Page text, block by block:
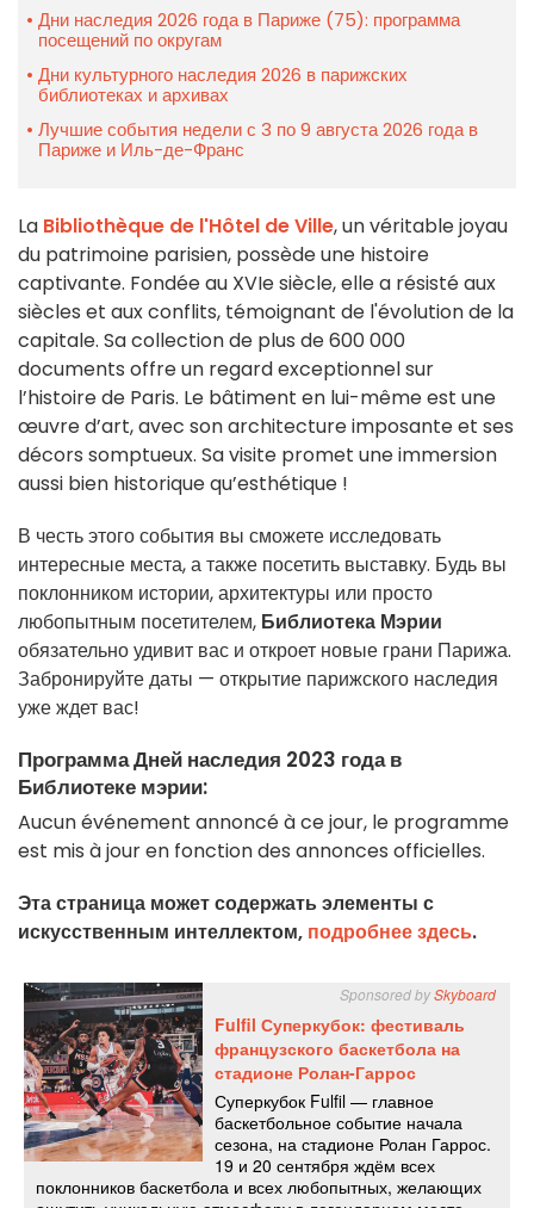
Дни наследия 2026 года в Париже (75): программа
посещений по округам
Дни культурного наследия 2026 в парижских
библиотеках и архивах
Лучшие события недели с 3 по 9 августа 2026 года в
Париже и Иль-де-Франс
La Bibliothèque de l'Hôtel de Ville, un véritable joyau
du patrimoine parisien, possède une histoire
captivante. Fondée au XVIe siècle, elle a résisté aux
siècles et aux conflits, témoignant de l'évolution de la
capitale. Sa collection de plus de 600 000
documents offre un regard exceptionnel sur
l’histoire de Paris. Le bâtiment en lui-même est une
œuvre d’art, avec son architecture imposante et ses
décors somptueux. Sa visite promet une immersion
aussi bien historique qu’esthétique !
В честь этого события вы сможете исследовать
интересные места, а также посетить выставку. Будь вы
поклонником истории, архитектуры или просто
любопытным посетителем, Библиотека Мэрии
обязательно удивит вас и откроет новые грани Парижа.
Забронируйте даты — открытие парижского наследия
уже ждет вас!
Программа Дней наследия 2023 года в
Библиотеке мэрии:
Aucun événement annoncé à ce jour, le programme
est mis à jour en fonction des annonces officielles.
Эта страница может содержать элементы с
искусственным интеллектом, подробнее здесь.